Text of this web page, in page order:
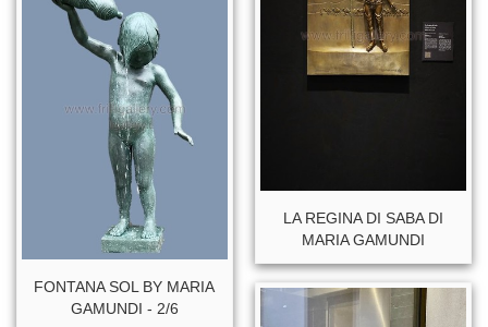
LA REGINA DI SABA DI
MARIA GAMUNDI
FONTANA SOL BY MARIA
GAMUNDI - 2/6